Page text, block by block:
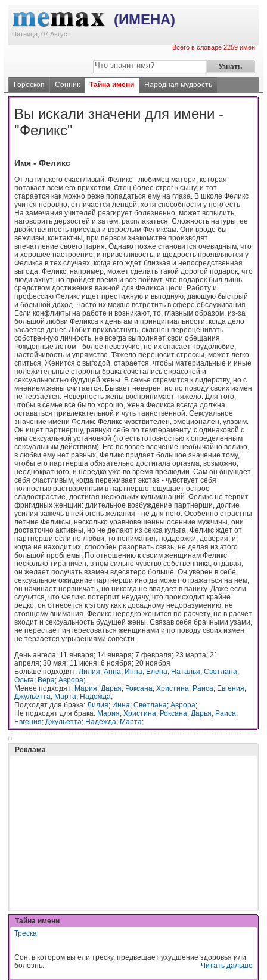
(ИМЕНА)
Пятница, 07 Август
Всего в словаре 2259 имен
Гороскоп Сонник Тайна имени Народная мудрость
Вы искали значени для имени -
"Феликс"
Имя - Феликс
От латинского счастливый. Феликс - любимец матери, которая
потакает всем его прихотям. Отец более строг к сыну, и тот
старается как можно реже попадаться ему на глаза. В школе Феликс
учится неровно, отличается ленцой, хотя способности у него есть.
На замечания учителей реагирует болезненно, может вспылить,
наговорить дерзостей и затем: расплакаться. Сложность натуры, ее
двойственность присуща и взрослым Феликсам. Они вроде бы
вежливы, контактны, при первом знакомстве производят
впечатление своего парня. Однако позже становится очевидным, что
и хорошее настроение, и приветливость, и щедрость проявляются у
Феликса в тех случаях, когда его ждет близкая и непосредственная
выгода. Феликс, например, может сделать такой дорогой подарок, что
люди ахнут, но пройдет время и все поймут, что подарок был лишь
средством достижения важной для Феликса цели. Работу и
профессию Феликс ищет престижную и выгодную, дающую быстрый
и большой доход. Часто их можно встретить в сфере обслуживания.
Если конфликты на работе и возникают, то, главным образом, из-за
большой любви Феликса к деньгам и принципиальности, когда дело
касается денег. Любит прихвастнуть, склонен переоценивать
собственную личность, не всегда выполняет свои обещания.
Рожденные летом - более невезучие, но их спасает трудолюбие,
настойчивость и упрямство. Тяжело переносит стрессы, может легко
спиться. Женится с выгодой, старается, чтобы материальные и иные
положительные стороны брака сочетались с красотой и
сексуальностью будущей жены. В семье стремится к лидерству, но с
мнением жены считается. Бывает неверен, но по поводу своих измен
не терзается. Неверность жены воспринимает тяжело. Для того,
чтобы в семье все было хорошо, жена Феликса всегда должна
оставаться привлекательной и чуть таинственной. Сексуальное
значение имени Феликс Феликс чувствителен, эмоционален, уязвим.
Он ищет партнершу, равную себе по темпераменту, с одинаковой с
ним сексуальной установкой (то есть готовностью к определенным
сексуальным действиям). Его половое влечение необычайно велико,
в любви ему нет равных, Феликс придает большое значение тому,
чтобы его партнерша обязательно достигала оргазма, возможно,
неоднократного, и нередко уже во время прелюдии. Сам он ощущает
себя счастливым, когда переживает экстаз - чувствует себя
полностью растворенным в партнерше, ощущает острое
сладострастие, достигая нескольких кульминаций. Феликс не терпит
фригидных женщин: длительное возбуждение партнерши, долгие
усилия зажечь в ней огонь желания - не для него. Особенно страстны
летние Феликсы, несколько уравновешенны осенние мужчины, они
достаточно активны, но не делают из секса культа. Феликс ждет от
партнерши если не любви, то понимания, поддержки, доверия, и,
когда не находит их, способен разорвать связь, не делая из этого
большой проблемы. По отношению к своим женщинам Феликс
несколько тираничен, в нем сильно чувство собственника, отдавая,
он желает получать взамен вдесятеро больше. Он уверен в себе,
сексуальное ожидание партнерши иногда может отражаться на нем,
он начинает нервничать, но никогда не впадает в панику. Даже если
случится, что Феликс потерпит неудачу, что происходит крайне
редко, он отнесется к этому как к досадному недоразумению, не
стоящему внимания. Феликс нередко женится по расчету, но в расчет
входит и сексуальность будущей жены. Связав себя брачными узами,
не перестает интересоваться женщинами и по поводу своих измен
не терзается угрызениями совести.
День ангела: 11 января; 14 января; 7 февраля; 23 марта; 21
апреля; 30 мая; 11 июня; 6 ноября; 20 ноября
Больше подходят: Лилия; Анна; Инна; Елена; Наталья; Светлана;
Ольга; Вера; Аврора;
Менее подходят: Мария; Дарья; Роксана; Христина; Раиса; Евгения;
Джульетта; Марта; Надежда;
Подходят для брака: Лилия; Инна; Светлана; Аврора;
Не подходят для брака: Мария; Христина; Роксана; Дарья; Раиса;
Евгения; Джульетта; Надежда; Марта;
Реклама
Тайна имени
Треска
Сон, в котором вы ели треску, предвещает ухудшение здоровья или
болезнь.
Читать дальше